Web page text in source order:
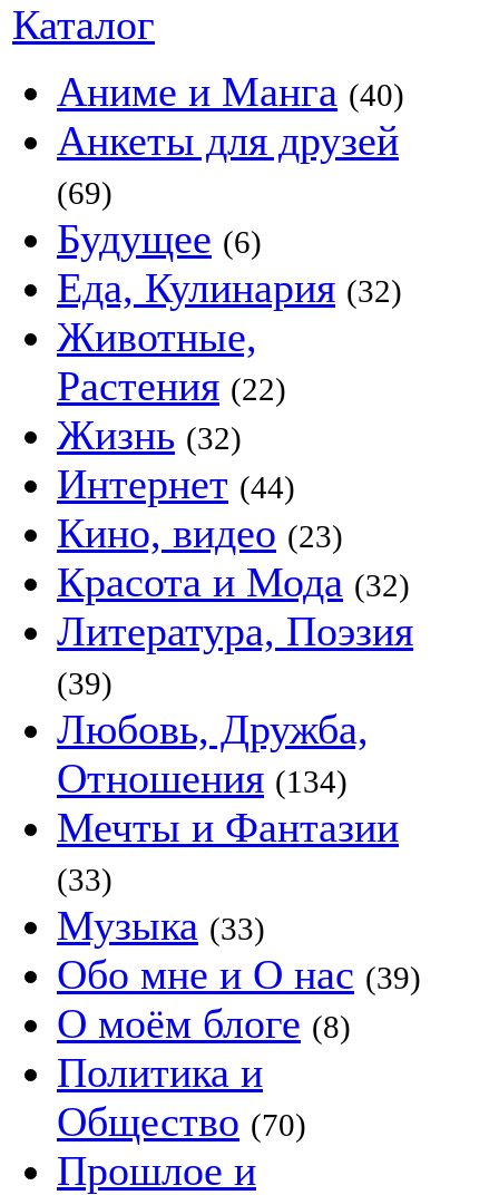
Каталог
Аниме и Манга (40)
Анкеты для друзей
(69)
Будущее (6)
Еда, Кулинария (32)
Животные,
Растения (22)
Жизнь (32)
Интернет (44)
Кино, видео (23)
Красота и Мода (32)
Литература, Поэзия
(39)
Любовь, Дружба,
Отношения (134)
Мечты и Фантазии
(33)
Музыка (33)
Обо мне и О нас (39)
О моём блоге (8)
Политика и
Общество (70)
Прошлое и